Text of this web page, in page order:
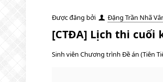
Được đăng bởi Đặng Trần Nhã
[CTĐA] Lịch thi cuối
Sinh viên Chương trình Đề án (Tiên